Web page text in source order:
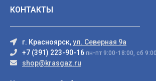
КОНТАКТЫ
г. Красноярск,ул. Северная 9а
+7 (391) 223-90-16 пн-пт 9:00-18:00, сб
shop@krasgaz.ru